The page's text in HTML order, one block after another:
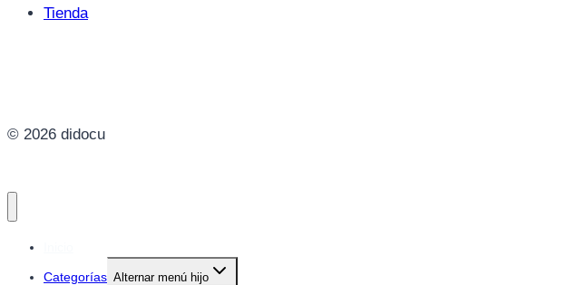
Tienda
© 2026 didocu
Categorías Alternar menú hijo